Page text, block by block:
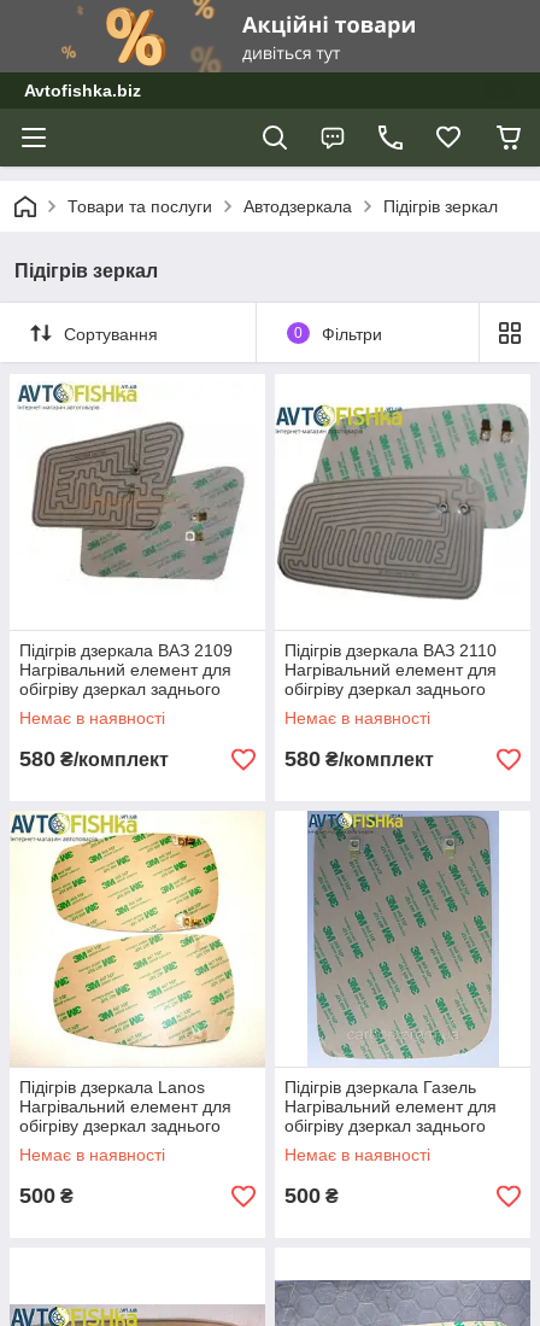
Avtofishka.biz
Товари та послуги Автодзеркала Підігрів зеркал
Підігрів зеркал
Сортування 0 Фільтри
Підігрів дзеркала ВАЗ 2109
Нагрівальний елемент для
обігріву дзеркал заднього
виду.
Немає в наявності
580 ₴/комплект
Підігрів дзеркала ВАЗ 2110
Нагрівальний елемент для
обігріву дзеркал заднього
виду.
Немає в наявності
580 ₴/комплект
Підігрів дзеркала Lanos
Нагрівальний елемент для
обігріву дзеркал заднього
виду. 1 елемент!
Немає в наявності
500 ₴
Підігрів дзеркала Газель
Нагрівальний елемент для
обігріву дзеркал заднього
виду.
Немає в наявності
500 ₴